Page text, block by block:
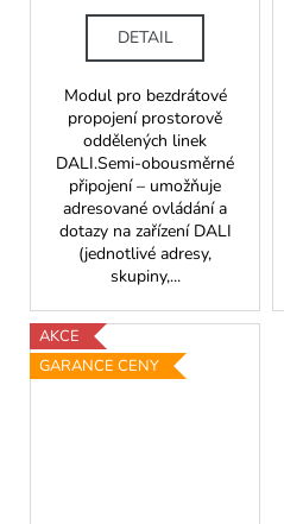
DETAIL
Modul pro bezdrátové
propojení prostorově
oddělených linek
DALI.Semi-obousměrné
připojení – umožňuje
adresované ovládání a
dotazy na zařízení DALI
(jednotlivé adresy,
skupiny,...
AKCE
GARANCE CENY